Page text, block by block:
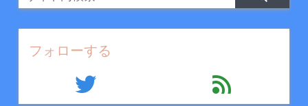
フォローする
twitter feed